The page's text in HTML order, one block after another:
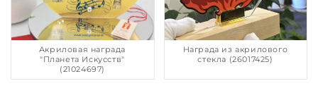
Акриловая награда
"Планета Искусств"
(21024697)
Награда из акрилового
стекла (26017425)